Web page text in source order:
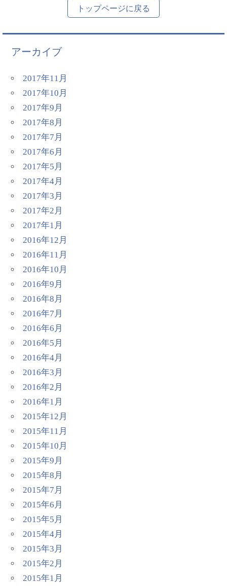
トップページに戻る
アーカイブ
2017年11月
2017年10月
2017年9月
2017年8月
2017年7月
2017年6月
2017年5月
2017年4月
2017年3月
2017年2月
2017年1月
2016年12月
2016年11月
2016年10月
2016年9月
2016年8月
2016年7月
2016年6月
2016年5月
2016年4月
2016年3月
2016年2月
2016年1月
2015年12月
2015年11月
2015年10月
2015年9月
2015年8月
2015年7月
2015年6月
2015年5月
2015年4月
2015年3月
2015年2月
2015年1月